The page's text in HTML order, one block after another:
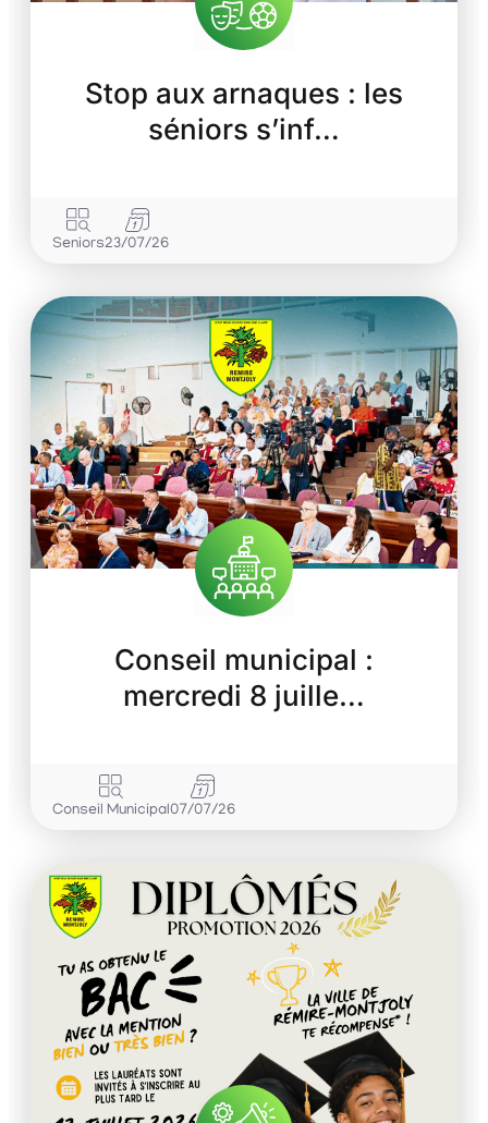
Stop aux arnaques : les
séniors s’inf…
Seniors23/07/26
Conseil municipal :
mercredi 8 juille…
Conseil Municipal07/07/26